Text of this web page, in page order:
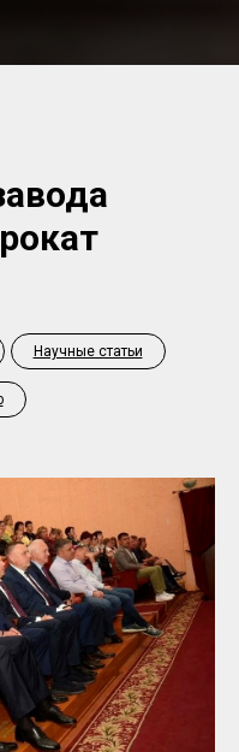
Научные статьи